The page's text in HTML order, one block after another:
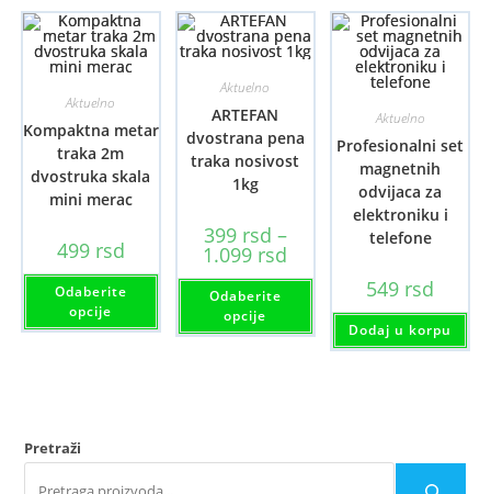
Aktuelno
Kompaktna metar
traka 2m
dvostruka skala
mini merac
499 rsd
Odaberite
opcije
Ovaj
proizvod
varijanti.
Aktuelno
ARTEFAN
dvostrana pena
traka nosivost
1kg
399 rsd –
1.099 rsd
od
1.099 rsd
Odaberite
opcije
Ovaj
proizvod
ima
varijanti.
Aktuelno
Profesionalni set
magnetnih
odvijaca za
elektroniku i
telefone
549 rsd
Dodaj u korpu
Pretraži